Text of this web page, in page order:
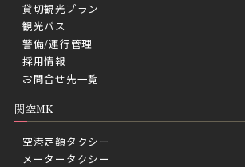
貸切観光プラン
観光バス
警備/運行管理
採用情報
お問合せ先一覧
関空MK
空港定額タクシー
メータータクシー